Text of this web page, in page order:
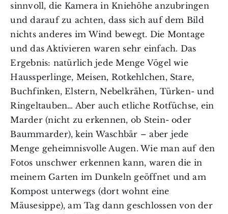
sinnvoll, die Kamera in Kniehöhe anzubringen
und darauf zu achten, dass sich auf dem Bild
nichts anderes im Wind bewegt. Die Montage
und das Aktivieren waren sehr einfach. Das
Ergebnis: natürlich jede Menge Vögel wie
Haussperlinge, Meisen, Rotkehlchen, Stare,
Buchfinken, Elstern, Nebelkrähen, Türken- und
Ringeltauben… Aber auch etliche Rotfüchse, ein
Marder (nicht zu erkennen, ob Stein- oder
Baummarder), kein Waschbär – aber jede
Menge geheimnisvolle Augen. Wie man auf den
Fotos unschwer erkennen kann, waren die in
meinem Garten im Dunkeln geöffnet und am
Kompost unterwegs (dort wohnt eine
Mäusesippe), am Tag dann geschlossen von der